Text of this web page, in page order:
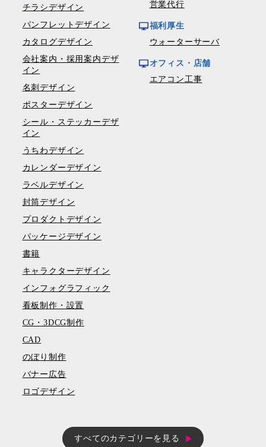
チラシデザイン
パンフレットデザイン
カタログデザイン
会社案内・採用案内デザ
イン
名刺デザイン
ポスターデザイン
シール・ステッカーデザ
イン
うちわデザイン
カレンダーデザイン
ラベルデザイン
封筒デザイン
プロダクトデザイン
パッケージデザイン
書籍
キャラクターデザイン
インフォグラフィック
看板制作・設置
CG・3DCG制作
CAD
のぼり制作
バナー広告
ロゴデザイン
営業代行
福利厚生
ウォーターサーバ
オフィス・店舗
エアコン工事
すべてのカテゴリーを見る